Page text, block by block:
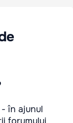
în ajunul